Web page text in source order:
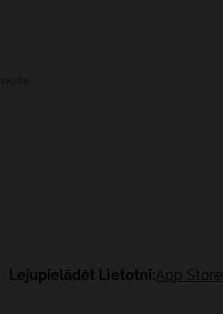
Lejupielādēt Lietotni:App Store